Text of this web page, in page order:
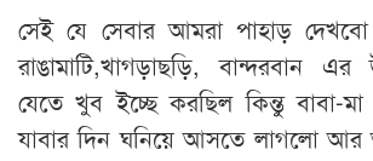
সেই যে সেবার আমরা পাহাড়
রাঙামাটি,খাগড়াছড়ি, বান্দরবান
যেতে খুব ইচ্ছে করছিল কিন্তু বাবা-মা
যাবার দিন ঘনিয়ে আসতে লাগলো আর